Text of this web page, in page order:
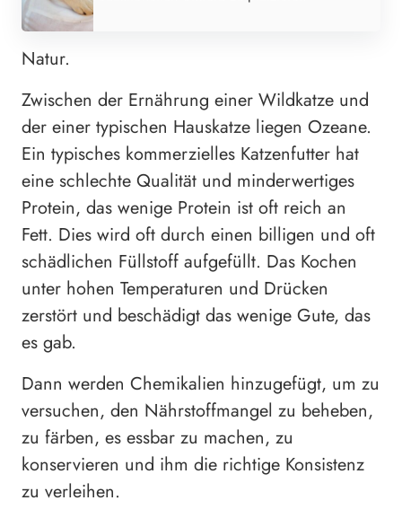
Natur.
Zwischen der Ernährung einer Wildkatze und
der einer typischen Hauskatze liegen Ozeane.
Ein typisches kommerzielles Katzenfutter hat
eine schlechte Qualität und minderwertiges
Protein, das wenige Protein ist oft reich an
Fett. Dies wird oft durch einen billigen und oft
schädlichen Füllstoff aufgefüllt. Das Kochen
unter hohen Temperaturen und Drücken
zerstört und beschädigt das wenige Gute, das
es gab.
Dann werden Chemikalien hinzugefügt, um zu
versuchen, den Nährstoffmangel zu beheben,
zu färben, es essbar zu machen, zu
konservieren und ihm die richtige Konsistenz
zu verleihen.